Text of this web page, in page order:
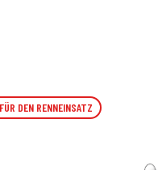
DEN RENNEINSATZ